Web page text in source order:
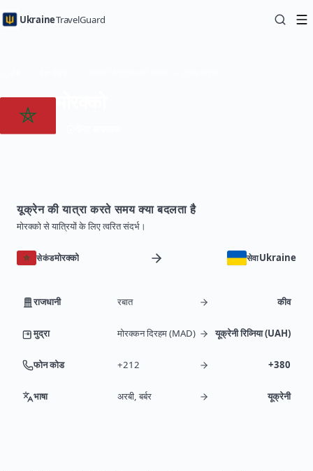
UkraineTravelGuard
यूक्रेन की यात्रा करते समय क्या बदलता है
मोरक्को से यात्रियों के लिए त्वरित संदर्भ।
सेकंडमोरक्को सेवाUkraine
राजधानी रबात कीव
मुद्रा मोरक्कन दिरहम (MAD) यूक्रेनी रिव्निया (UAH)
फोन कोड +212 +380
भाषा अरबी, बर्बर यूक्रेनी